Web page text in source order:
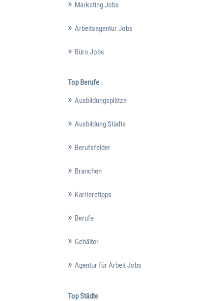
Marketing Jobs
Arbeitsagentur Jobs
Büro Jobs
Top Berufe
Ausbildungsplätze
Ausbildung Städte
Berufsfelder
Branchen
Karrieretipps
Berufe
Gehälter
Agentur für Arbeit Jobs
Top Städte